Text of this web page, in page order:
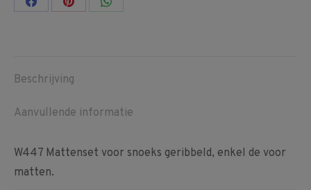
Share Share Share
Beschrijving
Aanvullende informatie
W447 Mattenset voor snoeks geribbeld, enkel de voor
matten.